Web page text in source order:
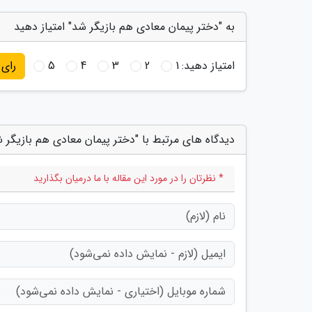
به "دختر پیمان معادی هم بازیگر شد" امتیاز دهید
امتیاز دهید:1
2
3
4
5 رای
دیدگاه های مرتبط با "دختر پیمان معادی هم
* نظرتان را در مورد این مقاله با ما درمیان بگذارید